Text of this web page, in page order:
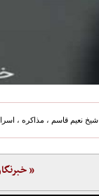
شیخ نعیم قاسم ، مذاکره ،
«